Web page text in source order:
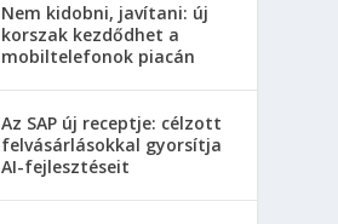
Nem kidobni, javítani: új
korszak kezdődhet a
mobiltelefonok piacán
Az SAP új receptje: célzott
felvásárlásokkal gyorsítja
AI-fejlesztéseit